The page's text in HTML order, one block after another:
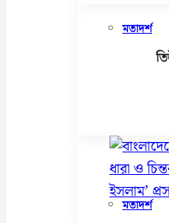
মতাদর্শ
মতাদর্শ